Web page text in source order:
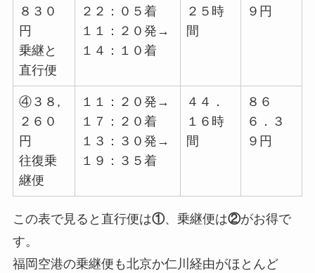
８３０
円
乗継と
直行便
２２：０５着
１１：２０発→
１４：１０着
２５時
間
９円
④３８,
２６０
円
往復乗
継便
１１：２０発→
１７：２０着
１３：３０発→
１９：３５着
４４．
１６時
間
８６
６．３
９円
この表で見ると直行便は①、乗継便は②がお得で
す。
福岡空港の乗継便も北京か仁川経由がほとんど